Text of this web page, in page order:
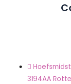
3194AA